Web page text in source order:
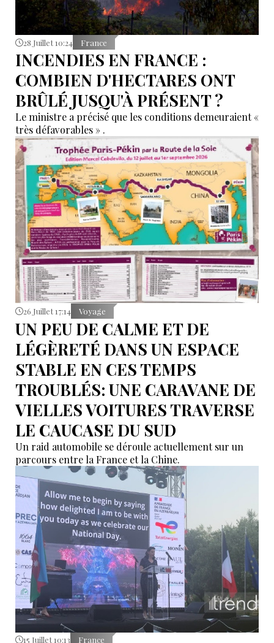
28 Juillet 10:24 France
INCENDIES EN FRANCE :
COMBIEN D'HECTARES ONT
BRÛLÉ JUSQU'À PRÉSENT ?
Le ministre a précisé que les conditions demeuraient «
très défavorables » .
26 Juillet 17:14 Voyage
UN PEU DE CALME ET DE
LÉGÈRETÉ DANS UN ESPACE
STABLE EN CES TEMPS
TROUBLÉS: UNE CARAVANE DE
VIELLES VOITURES TRAVERSE
LE CAUCASE DU SUD
Un raid automobile se déroule actuellement sur un
parcours entre la France et la Chine.
15 Juillet 10:13 France